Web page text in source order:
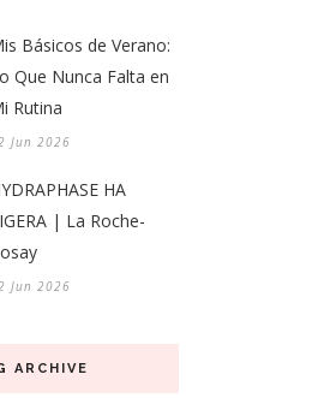
Básicos de Verano:
Que Nunca Falta en
Rutina
Jun 2026
HA
| La Roche-
Jun 2026
ARCHIVE